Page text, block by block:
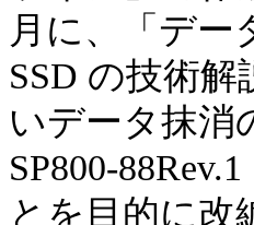
月に、「デー
SSD の技術
いデータ抹消
SP800-
とを目的に